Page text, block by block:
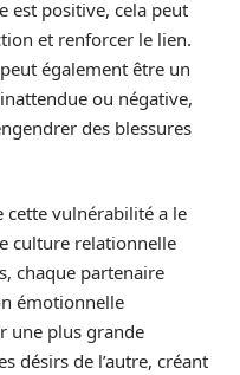
est positive, cela peut
et renforcer le lien.
également être un
ou négative,
des blessures
cette vulnérabilité a le
culture relationnelle
chaque partenaire
émotionnelle
une plus grande
désirs de l’autre, créant